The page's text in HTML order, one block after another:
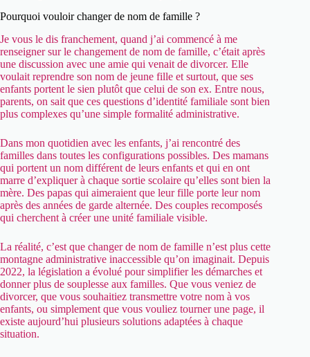
Pourquoi vouloir changer de nom de famille ?
Je vous le dis franchement, quand j’ai commencé à me
renseigner sur le changement de nom de famille, c’était après
une discussion avec une amie qui venait de divorcer. Elle
voulait reprendre son nom de jeune fille et surtout, que ses
enfants portent le sien plutôt que celui de son ex. Entre nous,
parents, on sait que ces questions d’identité familiale sont bien
plus complexes qu’une simple formalité administrative.
Dans mon quotidien avec les enfants, j’ai rencontré des
familles dans toutes les configurations possibles. Des mamans
qui portent un nom différent de leurs enfants et qui en ont
marre d’expliquer à chaque sortie scolaire qu’elles sont bien la
mère. Des papas qui aimeraient que leur fille porte leur nom
après des années de garde alternée. Des couples recomposés
qui cherchent à créer une unité familiale visible.
La réalité, c’est que changer de nom de famille n’est plus cette
montagne administrative inaccessible qu’on imaginait. Depuis
2022, la législation a évolué pour simplifier les démarches et
donner plus de souplesse aux familles. Que vous veniez de
divorcer, que vous souhaitiez transmettre votre nom à vos
enfants, ou simplement que vous vouliez tourner une page, il
existe aujourd’hui plusieurs solutions adaptées à chaque
situation.